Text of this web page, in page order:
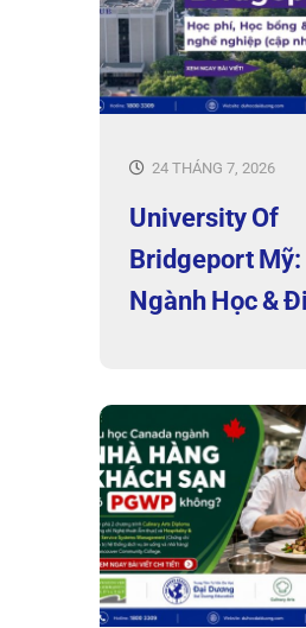
24 THÁNG 7, 2026
University Of
Bridgeport Mỹ:
Ngành Học &